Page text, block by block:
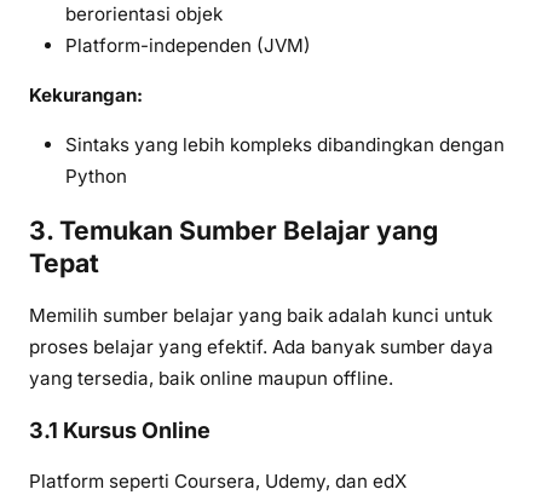
berorientasi objek
Platform-independen (JVM)
Kekurangan:
Sintaks yang lebih kompleks dibandingkan dengan
Python
3. Temukan Sumber Belajar yang
Tepat
Memilih sumber belajar yang baik adalah kunci untuk
proses belajar yang efektif. Ada banyak sumber daya
yang tersedia, baik online maupun offline.
3.1 Kursus Online
Platform seperti Coursera, Udemy, dan edX